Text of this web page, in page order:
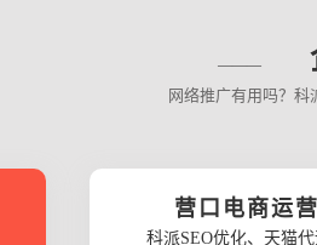
网络推广有用吗？
营口电商运营
科派SEO优化、天猫